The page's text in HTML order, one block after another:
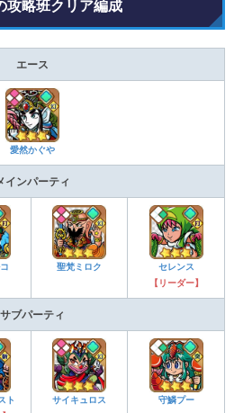
攻略班クリア編成
エース
愛然かぐや
インパーティ
聖梵ミロク
セレンス
【リーダー】
サブパーティ
ト
サイキュロス 守鱗プー